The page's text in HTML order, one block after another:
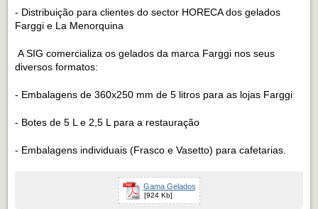
- Distribuição para clientes do sector HORECA dos gelados
Farggi e La Menorquina
A SIG comercializa os gelados da marca Farggi nos seus
diversos formatos:
- Embalagens de 360x250 mm de 5 litros para as lojas Farggi
- Botes de 5 L e 2,5 L para a restauração
- Embalagens individuais (Frasco e Vasetto) para cafetarias.
Gama Gelados
[924 Kb]